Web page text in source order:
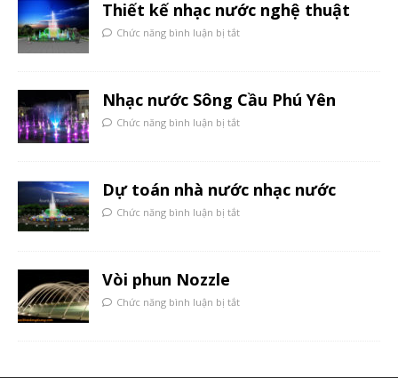
Thiết kế nhạc nước nghệ thuật
Chức năng bình luận bị tắt
Nhạc nước Sông Cầu Phú Yên
Chức năng bình luận bị tắt
Dự toán nhà nước nhạc nước
Chức năng bình luận bị tắt
Vòi phun Nozzle
Chức năng bình luận bị tắt